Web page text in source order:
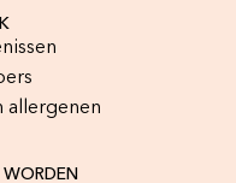
allergenen
WORDEN